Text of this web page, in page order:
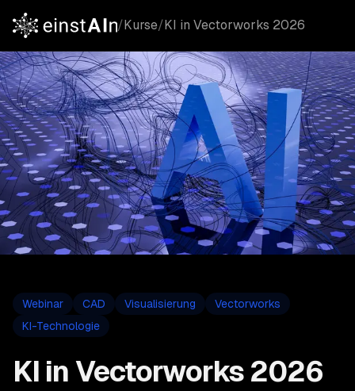
/Kurse/KI in Vectorworks 2026
Webinar CAD Visualisierung
Vectorworks
KI-Technologie
KI in Vectorworks 2026